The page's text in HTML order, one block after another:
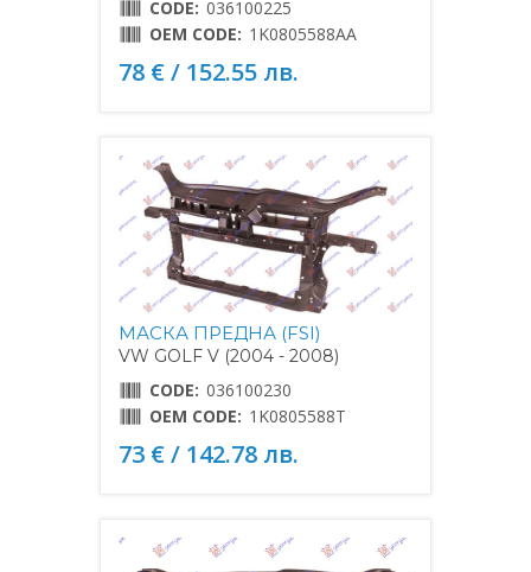
CODE: 036100225
OEM CODE: 1K0805588AA
78 € / 152.55 лв.
МАСКА ПРЕДНА (FSI)
VW GOLF V (2004 - 2008)
CODE: 036100230
OEM CODE: 1K0805588T
73 € / 142.78 лв.